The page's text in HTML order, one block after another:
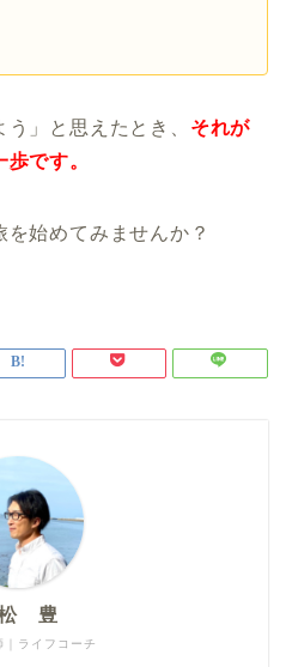
う」と思えたとき、 それが
です。
始めてみませんか？
｜ライフコーチ
豊